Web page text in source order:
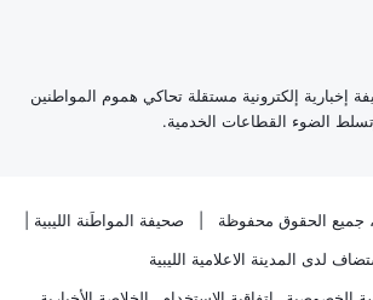
إخبارية إلكترونية مستقلة تحاكي هموم المواطنين
الضوء القطاعات الخدمية.
صحيفة المواطَنة الليبية
لدى المدينة الاعلامية الليبية